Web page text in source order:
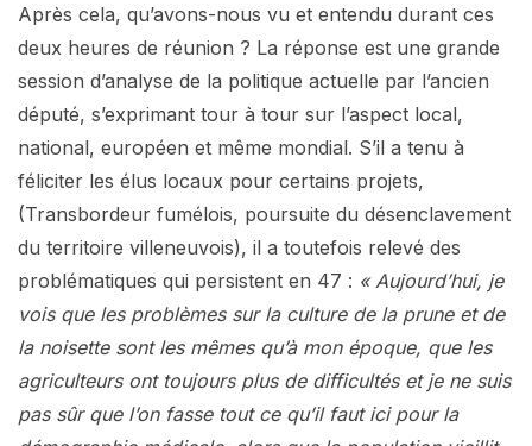
Après cela, qu’avons-nous vu et entendu durant ces
deux heures de réunion ? La réponse est une grande
session d’analyse de la politique actuelle par l’ancien
député, s’exprimant tour à tour sur l’aspect local,
national, européen et même mondial. S’il a tenu à
féliciter les élus locaux pour certains projets,
(Transbordeur fumélois, poursuite du désenclavement
du territoire villeneuvois), il a toutefois relevé des
problématiques qui persistent en 47 : « Aujourd’hui, je
vois que les problèmes sur la culture de la prune et de
la noisette sont les mêmes qu’à mon époque, que les
agriculteurs ont toujours plus de difficultés et je ne suis
pas sûr que l’on fasse tout ce qu’il faut ici pour la